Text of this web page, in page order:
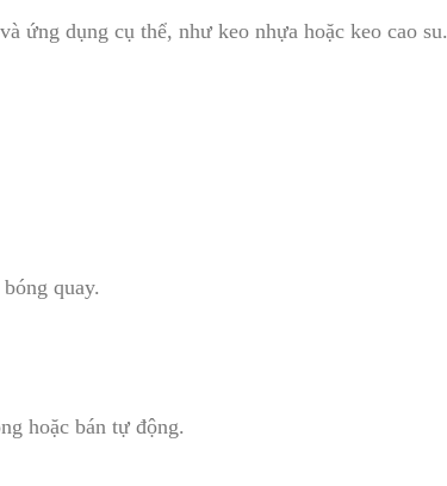
ứng dụng cụ thể, như keo nhựa hoặc keo cao su.
quay.
hoặc bán tự động.